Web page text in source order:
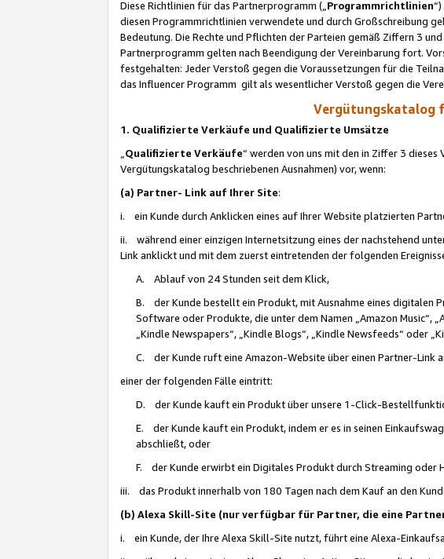
Diese Richtlinien für das Partnerprogramm („Programmrichtlinien
diesen Programmrichtlinien verwendete und durch Großschreibung
Bedeutung. Die Rechte und Pflichten der Parteien gemäß Ziffern 3
Partnerprogramm gelten nach Beendigung der Vereinbarung fort.
festgehalten: Jeder Verstoß gegen die Voraussetzungen für die
das Influencer Programm gilt als wesentlicher Verstoß gegen die
Vergütungskatalog
1. Qualifizierte Verkäufe und Qualifizierte Umsätze
Qualifizierte Verkäufe“ werden von uns mit den in Ziffer 3
Vergütungskatalog beschriebenen Ausnahmen) vor, wenn:
(a) Partner- Link auf Ihrer Site:
i. ein Kunde durch Anklicken eines auf Ihrer Website platzierten
ii. während einer einzigen Internetsitzung eines der nachstehend
Link anklickt und mit dem zuerst eintretenden der folgenden
A. Ablauf von 24 Stunden seit dem Klick,
B. der Kunde bestellt ein Produkt, mit Ausnahme eines digitalen
Software oder Produkte, die unter dem Namen „Amazon Music“,
„Kindle Newspapers“, „Kindle Blogs“, „Kindle Newsfeeds“ oder
C. der Kunde ruft eine Amazon-Website über einen Partner-Link
einer der folgenden Fälle eintritt:
D. der Kunde kauft ein Produkt über unsere 1-Click-
E. der Kunde kauft ein Produkt, indem er es in seinen
abschließt, oder
F. der Kunde erwirbt ein Digitales Produkt durch Streaming oder
iii. das Produkt innerhalb von 180 Tagen nach dem Kauf an den
(b) Alexa Skill-Site (nur verfügbar für Partner, die eine
i. ein Kunde, der Ihre Alexa Skill-Site nutzt, führt eine Alexa-